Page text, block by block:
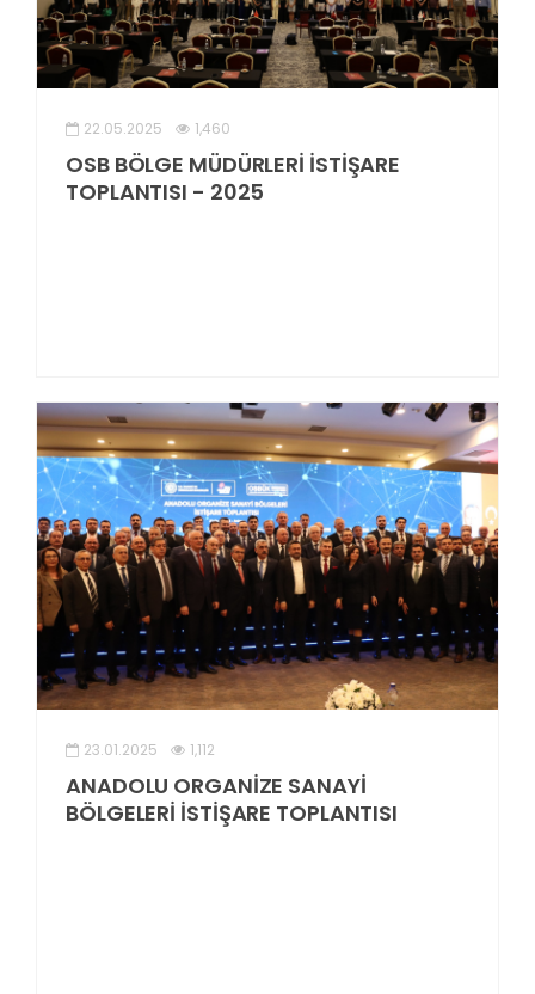
22.05.2025 1,460
OSB BÖLGE MÜDÜRLERİ İSTİŞARE
TOPLANTISI - 2025
23.01.2025 1,112
ANADOLU ORGANİZE SANAYİ
BÖLGELERİ İSTİŞARE TOPLANTISI